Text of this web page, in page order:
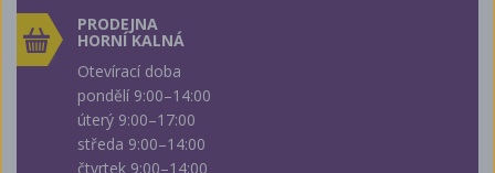
PRODEJNA
HORNÍ KALNÁ
Otevírací doba
pondělí 9:00–14:00
úterý 9:00–17:00
středa 9:00–14:00
čtvrtek 9:00–14:00